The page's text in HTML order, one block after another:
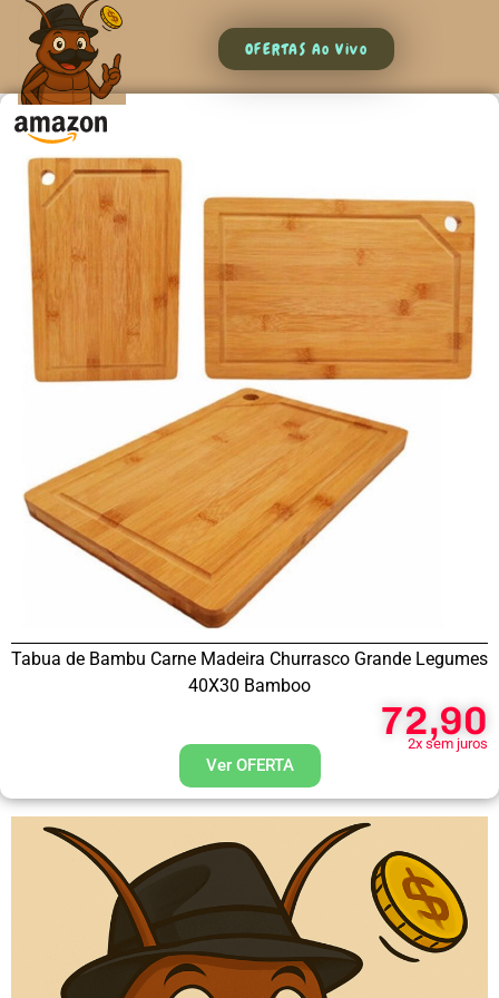
OFERTAS Ao Vivo
Tabua de Bambu Carne Madeira Churrasco Grande Legumes
40X30 Bamboo
72,90
2x sem juros
Ver OFERTA